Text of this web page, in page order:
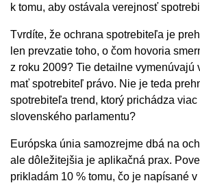
k tomu, aby ostávala verejnosť
Tvrdíte, že ochrana spotrebiteľa je
len prevzatie toho, o čom hovoria
z roku 2009? Tie detailne vymenúvajú
mať spotrebiteľ právo. Nie je teda
spotrebiteľa trend, ktorý prichádza
slovenského parlamentu?
Európska únia samozrejme dbá na
ale dôležitejšia je aplikačná prax.
prikladám 10 % tomu, čo je napísané